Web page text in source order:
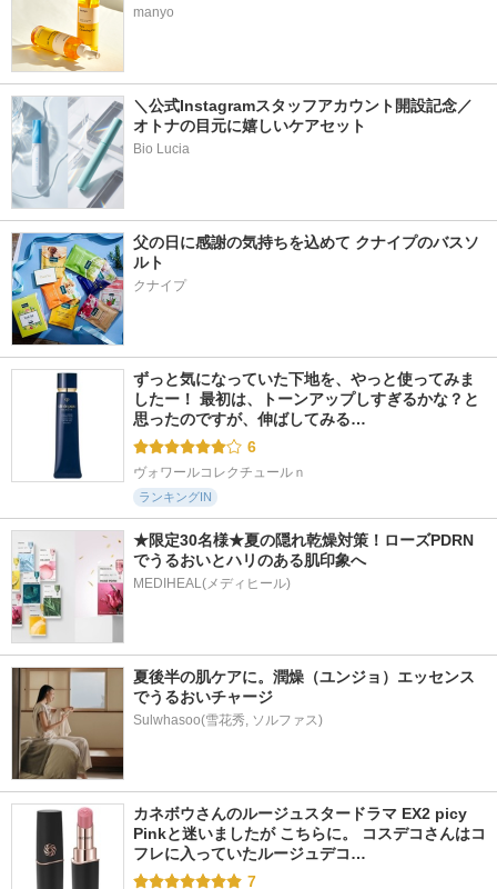
manyo
＼公式Instagramスタッフアカウント開設記念／
オトナの目元に嬉しいケアセット
Bio Lucia
父の日に感謝の気持ちを込めて クナイプのバスソ
ルト
クナイプ
ずっと気になっていた下地を、やっと使ってみま
したー！ 最初は、トーンアップしすぎるかな？と
思ったのですが、伸ばしてみる…
6
ヴォワールコレクチュールｎ
ランキングIN
★限定30名様★夏の隠れ乾燥対策！ローズPDRN
でうるおいとハリのある肌印象へ
MEDIHEAL(メディヒール)
夏後半の肌ケアに。潤燥（ユンジョ）エッセンス
でうるおいチャージ
Sulwhasoo(雪花秀, ソルファス)
カネボウさんのルージュスタードラマ EX2 picy
Pinkと迷いましたが こちらに。 コスデコさんはコ
フレに入っていたルージュデコ…
7